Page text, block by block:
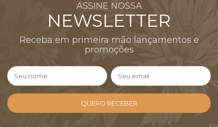
ASSINE NOSSA
NEWSLETTER
Receba em primeira mão lançamentos e
promoções